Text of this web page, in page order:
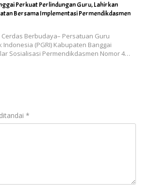
Perkuat Perlindungan Guru, Lahirkan
Bersama Implementasi Permendikdasmen
Cerdas Berbudaya– Persatuan Guru
Indonesia (PGRI) Kabupaten Banggai
Sosialisasi Permendikdasmen Nomor 4…
*